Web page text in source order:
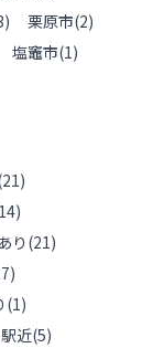
) 栗原市(2)
塩竈市(1)
21)
14)
り (21)
)
(1)
駅近(5)